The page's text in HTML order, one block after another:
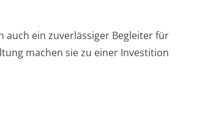
auch ein zuverlässiger Begleiter für
machen sie zu einer Investition